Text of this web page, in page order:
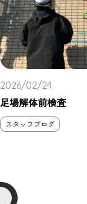
2026/02/24
足場解体前検査
スタッフブログ